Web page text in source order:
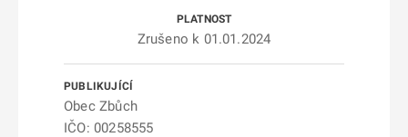
Zrušeno k 01.01.2024
Obec Zbůch
IČO: 00258555